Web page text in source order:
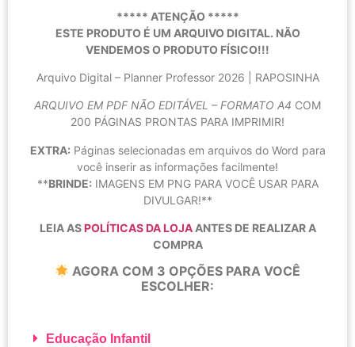
***** ATENÇÃO *****
ESTE PRODUTO É UM ARQUIVO DIGITAL. NÃO
VENDEMOS O PRODUTO FÍSICO!!!
Arquivo Digital – Planner Professor 2026 | RAPOSINHA
ARQUIVO EM PDF NÃO EDITÁVEL – FORMATO A4 COM
200 PÁGINAS PRONTAS PARA IMPRIMIR!
EXTRA: Páginas selecionadas em arquivos do Word para
você inserir as informações facilmente!
**BRINDE: IMAGENS EM PNG PARA VOCÊ USAR PARA
DIVULGAR!**
LEIA ASPOLÍTICAS DA LOJAANTES DE REALIZAR A
COMPRA
AGORA COM 3 OPÇÕES PARA VOCÊ
ESCOLHER:
Educação Infantil